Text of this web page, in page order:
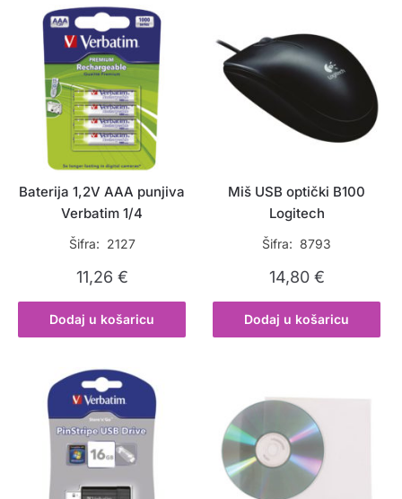
Baterija 1,2V AAA punjiva
Verbatim 1/4
Šifra: 2127
11,26 €
Dodaj u košaricu
Miš USB optički B100
Logitech
Šifra: 8793
14,80 €
Dodaj u košaricu